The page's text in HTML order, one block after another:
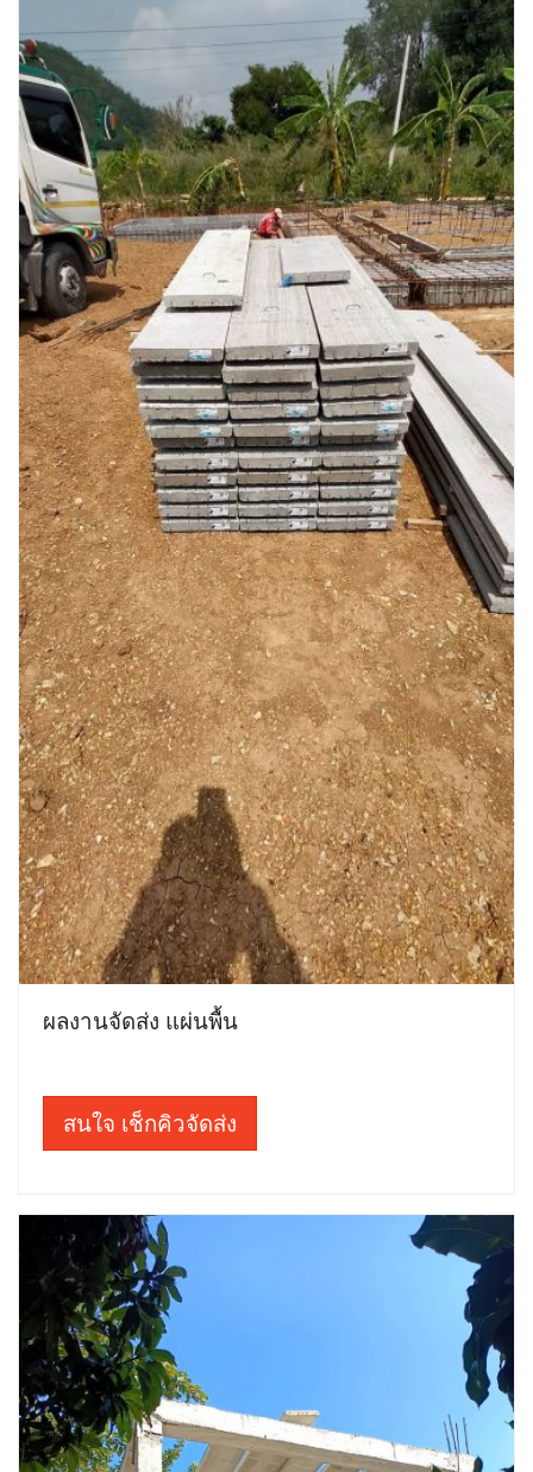
ผลงานจัดส่ง แผ่นพื้น
สนใจ เช็กคิวจัดส่ง